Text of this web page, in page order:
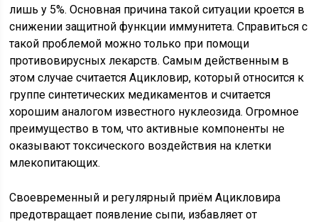
лишь у 5%. Основная причина такой ситуации кроется в
снижении защитной функции иммунитета. Справиться с
такой проблемой можно только при помощи
противовирусных лекарств. Самым действенным в
этом случае считается Ацикловир, который относится к
группе синтетических медикаментов и считается
хорошим аналогом известного нуклеозида. Огромное
преимущество в том, что активные компоненты не
оказывают токсического воздействия на клетки
млекопитающих.
Своевременный и регулярный приём Ацикловира
предотвращает появление сыпи, избавляет от